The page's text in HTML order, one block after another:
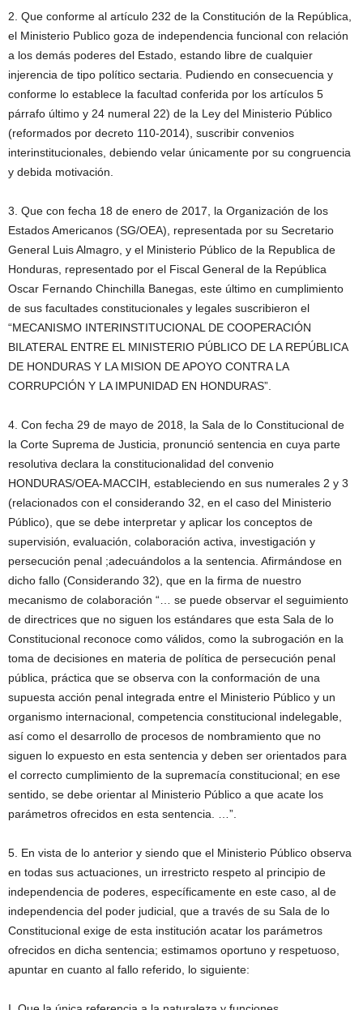
2. Que conforme al artículo 232 de la Constitución de la República,
el Ministerio Publico goza de independencia funcional con relación
a los demás poderes del Estado, estando libre de cualquier
injerencia de tipo político sectaria. Pudiendo en consecuencia y
conforme lo establece la facultad conferida por los artículos 5
párrafo último y 24 numeral 22) de la Ley del Ministerio Público
(reformados por decreto 110-2014), suscribir convenios
interinstitucionales, debiendo velar únicamente por su congruencia
y debida motivación.
3. Que con fecha 18 de enero de 2017, la Organización de los
Estados Americanos (SG/OEA), representada por su Secretario
General Luis Almagro, y el Ministerio Público de la Republica de
Honduras, representado por el Fiscal General de la República
Oscar Fernando Chinchilla Banegas, este último en cumplimiento
de sus facultades constitucionales y legales suscribieron el
“MECANISMO INTERINSTITUCIONAL DE COOPERACIÓN
BILATERAL ENTRE EL MINISTERIO PÚBLICO DE LA REPÚBLICA
DE HONDURAS Y LA MISION DE APOYO CONTRA LA
CORRUPCIÓN Y LA IMPUNIDAD EN HONDURAS”.
4. Con fecha 29 de mayo de 2018, la Sala de lo Constitucional de
la Corte Suprema de Justicia, pronunció sentencia en cuya parte
resolutiva declara la constitucionalidad del convenio
HONDURAS/OEA-MACCIH, estableciendo en sus numerales 2 y 3
(relacionados con el considerando 32, en el caso del Ministerio
Público), que se debe interpretar y aplicar los conceptos de
supervisión, evaluación, colaboración activa, investigación y
persecución penal ;adecuándolos a la sentencia. Afirmándose en
dicho fallo (Considerando 32), que en la firma de nuestro
mecanismo de colaboración “… se puede observar el seguimiento
de directrices que no siguen los estándares que esta Sala de lo
Constitucional reconoce como válidos, como la subrogación en la
toma de decisiones en materia de política de persecución penal
pública, práctica que se observa con la conformación de una
supuesta acción penal integrada entre el Ministerio Público y un
organismo internacional, competencia constitucional indelegable,
así como el desarrollo de procesos de nombramiento que no
siguen lo expuesto en esta sentencia y deben ser orientados para
el correcto cumplimiento de la supremacía constitucional; en ese
sentido, se debe orientar al Ministerio Público a que acate los
parámetros ofrecidos en esta sentencia. …”.
5. En vista de lo anterior y siendo que el Ministerio Público observa
en todas sus actuaciones, un irrestricto respeto al principio de
independencia de poderes, específicamente en este caso, al de
independencia del poder judicial, que a través de su Sala de lo
Constitucional exige de esta institución acatar los parámetros
ofrecidos en dicha sentencia; estimamos oportuno y respetuoso,
apuntar en cuanto al fallo referido, lo siguiente: